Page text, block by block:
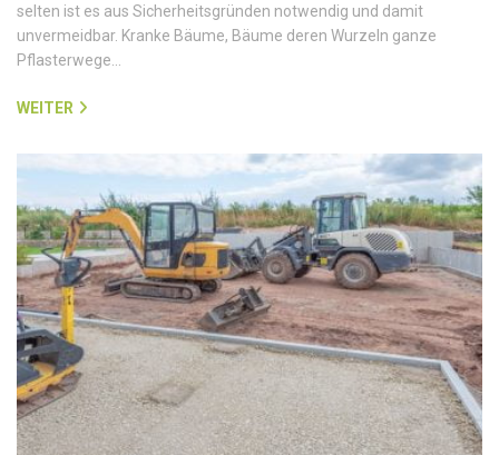
selten ist es aus Sicherheitsgründen notwendig und damit
unvermeidbar. Kranke Bäume, Bäume deren Wurzeln ganze
Pflasterwege…
WEITER